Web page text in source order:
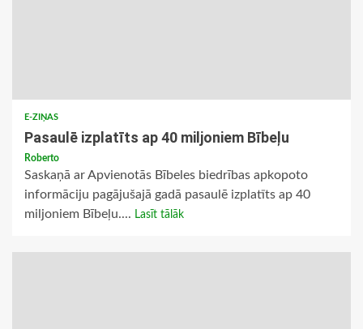
E-ZIŅAS
Pasaulē izplatīts ap 40 miljoniem Bībeļu
Roberto
Saskaņā ar Apvienotās Bībeles biedrības apkopoto
informāciju pagājušajā gadā pasaulē izplatīts ap 40
miljoniem Bībeļu.... Lasīt tālāk